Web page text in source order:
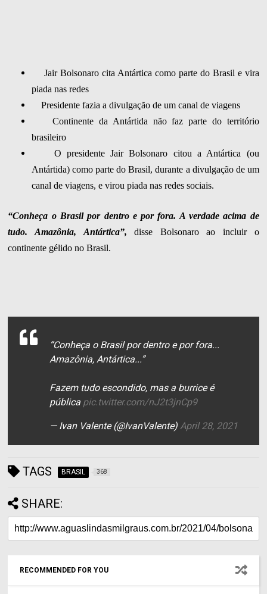
Jair Bolsonaro cita Antártica como parte do Brasil e vira
piada nas redes
Presidente fazia a divulgação de um canal de viagens
Continente da Antártida não faz parte do território
brasileiro
O presidente Jair Bolsonaro citou a Antártica (ou
Antártida) como parte do Brasil, durante a divulgação de um
canal de viagens, e virou piada nas redes sociais.
“Conheça o Brasil por dentro e por fora. A verdade acima de
tudo. Amazônia, Antártica”,
disse Bolsonaro ao incluir o
continente gélido no Brasil.
“Conheça o Brasil por dentro e por fora...
Amazônia, Antártica...”
Fazem tudo escondido, mas a burrice é
pública pic.twitter.com/nJ2t3jnCp9
— Ivan Valente (@IvanValente)April 28, 2021
TAGS BRASIL 368
SHARE:
RECOMMENDED FOR YOU